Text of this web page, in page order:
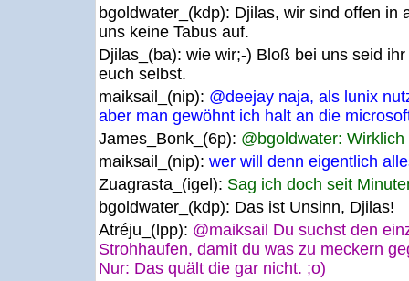
bgoldwater_(kdp): Djilas, wir sind offen in
uns keine Tabus auf.
Djilas_(ba): wie wir;-) Bloß bei uns seid
euch selbst.
maiksail_(nip): @deejay naja, als lunix
aber man gewöhnt ich halt an die
James_Bonk_(6p): @bgoldwater:
maiksail_(nip): wer will denn eigentlich
Zuagrasta_(igel): Sag ich doch seit
bgoldwater_(kdp): Das ist Unsinn, Djilas!
Atréju_(lpp): @maiksail Du suchst den
Strohhaufen, damit du was zu meckern
Nur: Das quält die gar nicht. ;o)